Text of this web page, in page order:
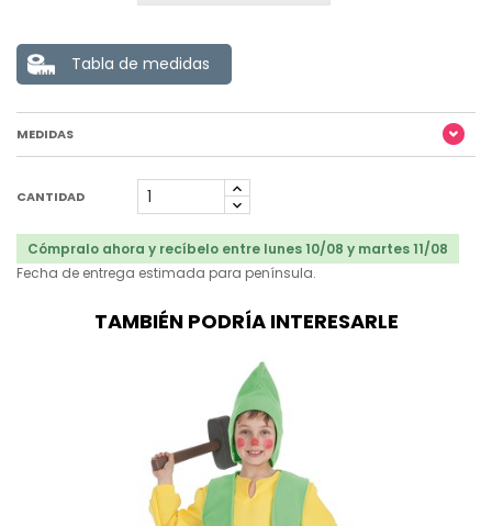
Tabla de medidas
MEDIDAS
CANTIDAD
Cómpralo ahora y recíbelo entre lunes 10/08 y martes 11/08
Fecha de entrega estimada para península.
TAMBIÉN PODRÍA INTERESARLE